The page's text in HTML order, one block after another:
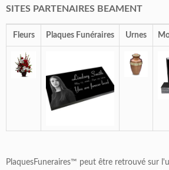
SITES PARTENAIRES BEAMENT
Fleurs Plaques Funéraires Urnes
PlaquesFuneraires™ peut être retrouvé sur